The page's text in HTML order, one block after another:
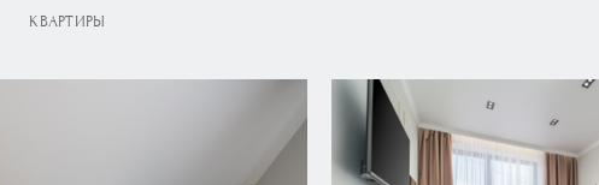
КВАРТИРЫ